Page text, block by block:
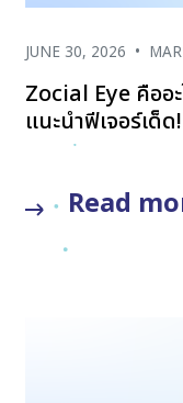
JUNE 30, 2026 •
Zocial Eye คืออ
แนะนำฟีเจอร์เด็ด!
Read